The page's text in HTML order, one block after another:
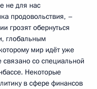
не для нас
продовольствия, –
грозят обернуться
глобальным
мир идёт уже
связано со специальной
Некоторые
в сфере финансов